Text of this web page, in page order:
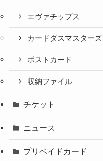
エヴァチップス
カードダスマスターズ
ポストカード
収納ファイル
チケット
ニュース
プリペイドカード